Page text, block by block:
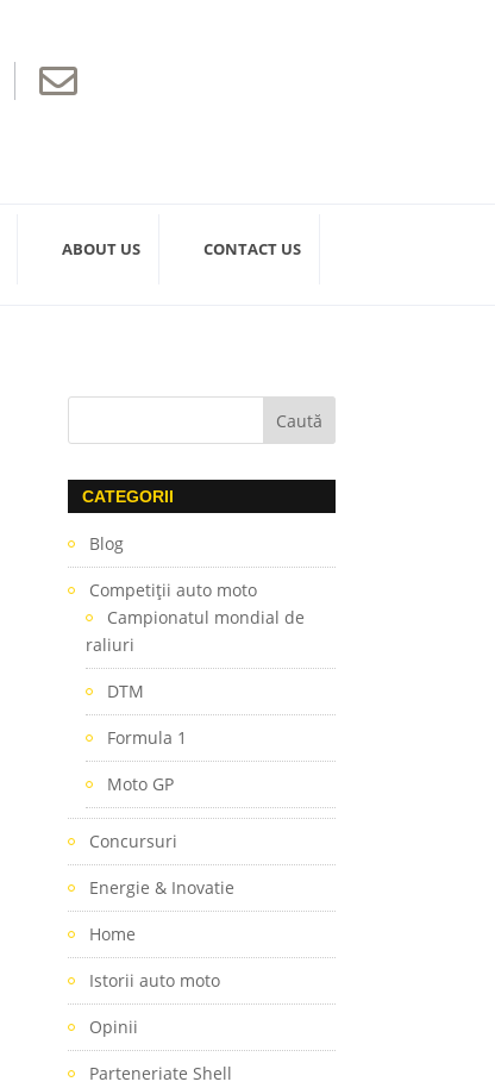

ABOUT US CONTACT US
CATEGORII
Blog
Competiţii auto moto
Campionatul mondial de
raliuri
DTM
Formula 1
Moto GP
Concursuri
Energie & Inovatie
Home
Istorii auto moto
Opinii
Parteneriate Shell